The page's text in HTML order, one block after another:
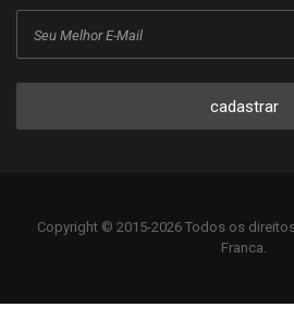
cadastrar
Copyright © 2015-2026 Todos os
Franca.